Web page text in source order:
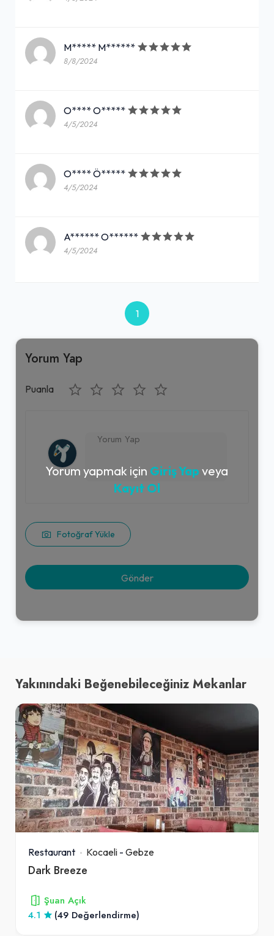
M***** M******
8/8/2024
O**** O*****
4/5/2024
O**** Ö*****
4/5/2024
A****** O******
4/5/2024
1
Yorum Yap
Puanla
Fotoğraf Yükle
Yorum yapmak için Giriş Yap veya
Kayıt Ol
Yakınındaki Beğenebileceğiniz Mekanlar
Restaurant Kocaeli - Gebze
Dark Breeze
Şuan Açık
4.1
(49 Değerlendirme)